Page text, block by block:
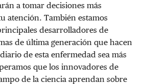
a tomar decisiones más
atención. También estamos
desarrolladores de
de última generación que hacen
de esta enfermedad sea más
que los innovadores de
de la ciencia aprendan sobre